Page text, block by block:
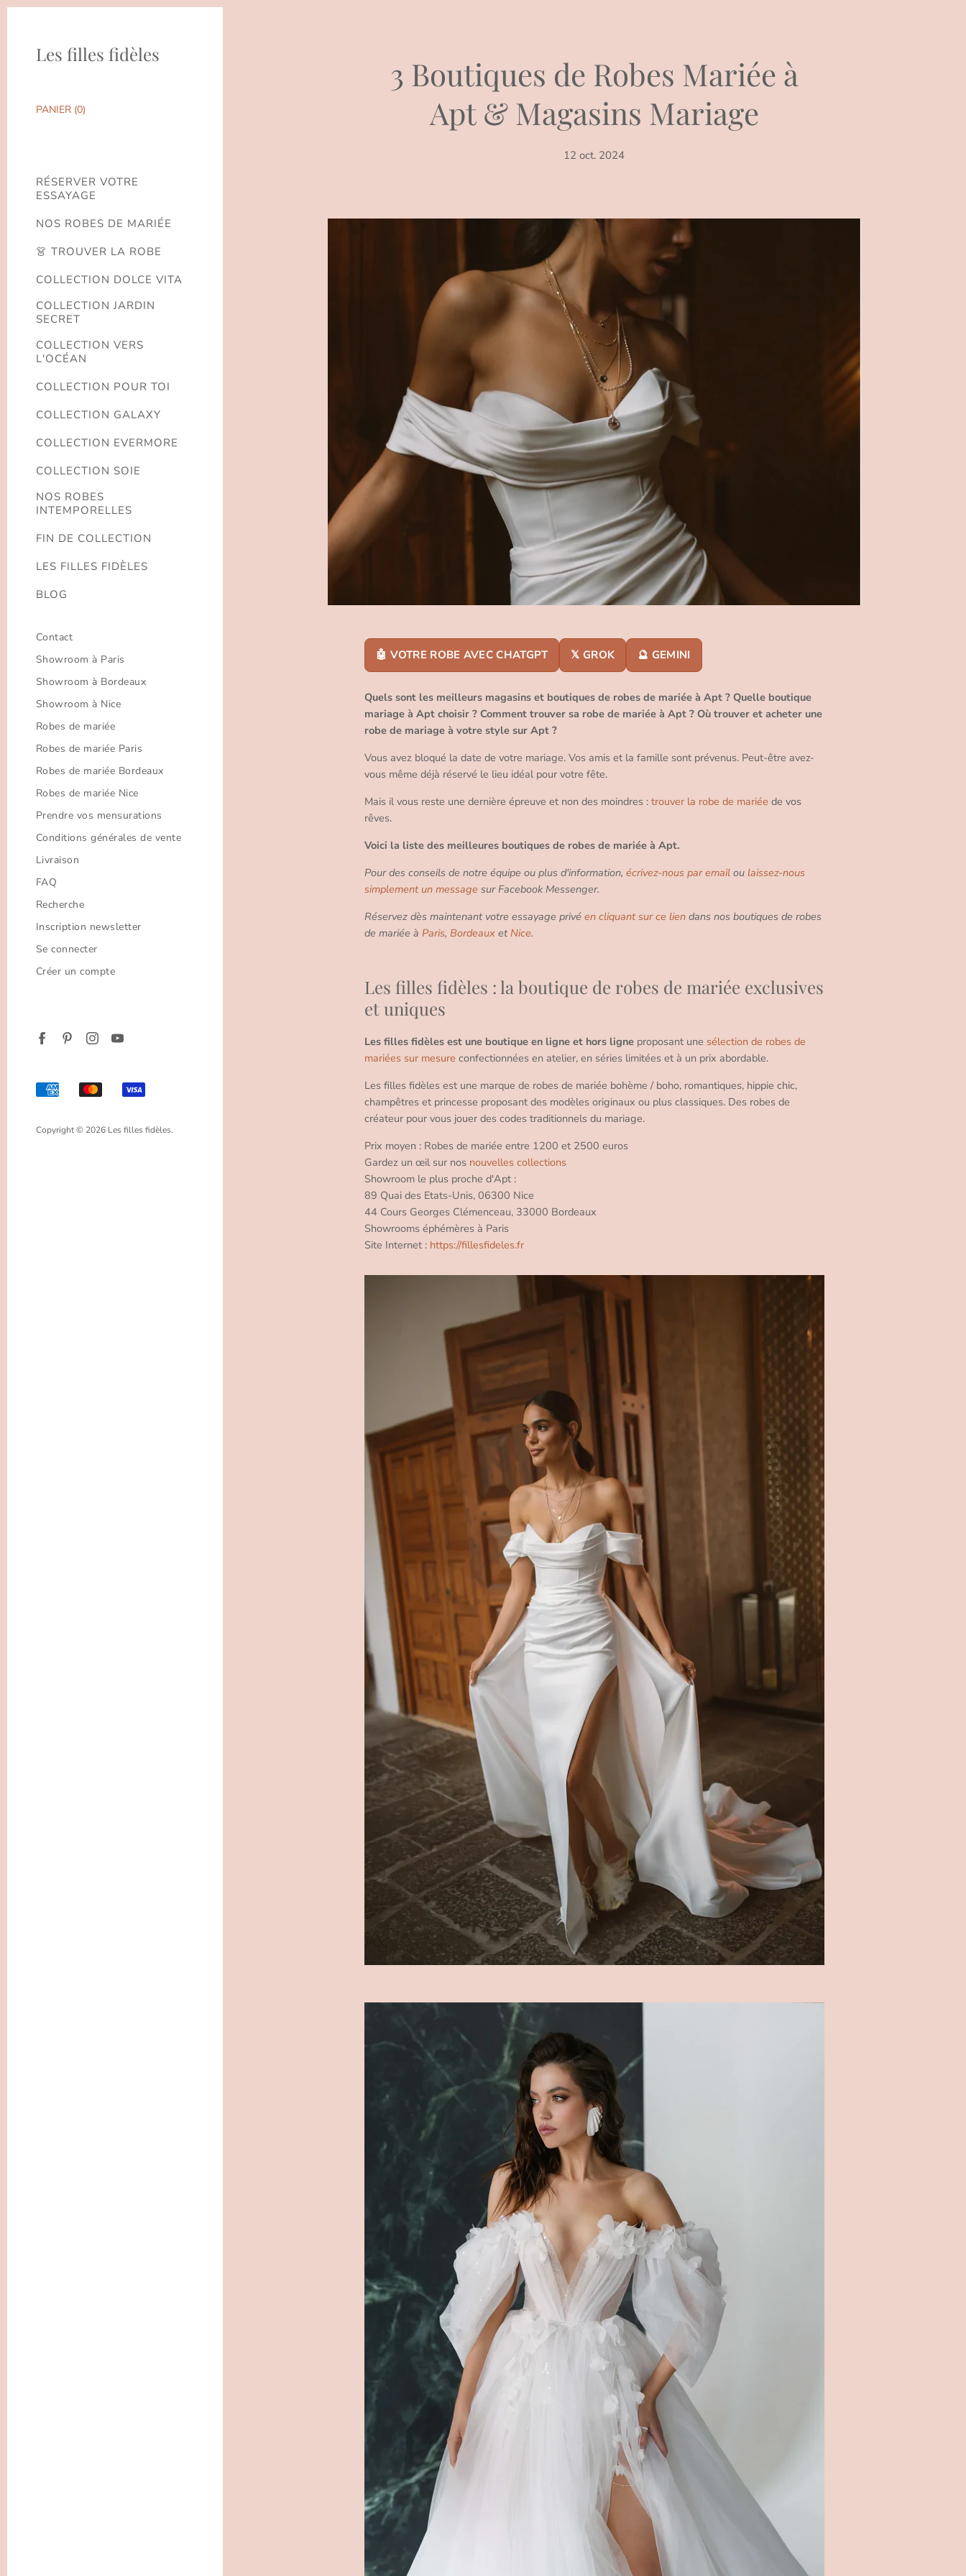
Les filles fidèles
PANIER (0)
RÉSERVER VOTRE
ESSAYAGE
NOS ROBES DE MARIÉE
👗 TROUVER LA ROBE
COLLECTION DOLCE VITA
COLLECTION JARDIN
SECRET
COLLECTION VERS
L'OCÉAN
COLLECTION POUR TOI
COLLECTION GALAXY
COLLECTION EVERMORE
COLLECTION SOIE
NOS ROBES
INTEMPORELLES
FIN DE COLLECTION
LES FILLES FIDÈLES
BLOG
Contact
Showroom à Paris
Showroom à Bordeaux
Showroom à Nice
Robes de mariée
Robes de mariée Paris
Robes de mariée Bordeaux
Robes de mariée Nice
Prendre vos mensurations
Conditions générales de vente
Livraison
FAQ
Recherche
Inscription newsletter
Se connecter
Créer un compte
Copyright © 2026 Les filles fidèles.
3 Boutiques de Robes Mariée à
Apt & Magasins Mariage
12 oct. 2024
🤖 VOTRE ROBE AVEC CHATGPT 𝕏 GROK 🔮 GEMINI
Quels sont les meilleurs magasins et boutiques de robes de mariée à Apt ? Quelle boutique
mariage à Apt choisir ? Comment trouver sa robe de mariée à Apt ? Où trouver et acheter une
robe de mariage à votre style sur Apt ?
Vous avez bloqué la date de votre mariage. Vos amis et la famille sont prévenus. Peut-être avez-
vous même déjà réservé le lieu idéal pour votre fête.
Mais il vous reste une dernière épreuve et non des moindres : trouver la robe de mariée de vos
rêves.
Voici la liste des meilleures boutiques de robes de mariée à Apt.
Pour des conseils de notre équipe ou plus d'information, écrivez-nous par emailou laissez-nous
simplement un message sur Facebook Messenger.
Réservez dès maintenant votre essayage privé en cliquant sur ce liendans nos boutiques de robes
de mariée à Paris, BordeauxetNice.
Les filles fidèles : la boutique de robes de mariée exclusives
et uniques
Les filles fidèles est une boutique en ligne et hors ligneproposant une sélection de robes de
mariées sur mesure confectionnées en atelier, en séries limitées et à un prix abordable.
Les filles fidèles est une marque de robes de mariée bohème / boho, romantiques, hippie chic,
champêtres et princesse proposant des modèles originaux ou plus classiques. Des robes de
créateur pour vous jouer des codes traditionnels du mariage.
Prix moyen : Robes de mariée entre 1200 et 2500 euros
Gardez un œil sur nos nouvelles collections
Showroom le plus proche d'Apt :
89 Quai des Etats-Unis, 06300 Nice
44 Cours Georges Clémenceau, 33000 Bordeaux
Showrooms éphémères à Paris
Site Internet : https://fillesfideles.fr